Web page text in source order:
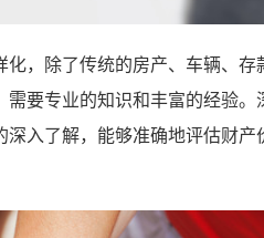
，除了传统的房产、车辆、存
要专业的知识和丰富的经验。
入了解，能够准确地评估财产